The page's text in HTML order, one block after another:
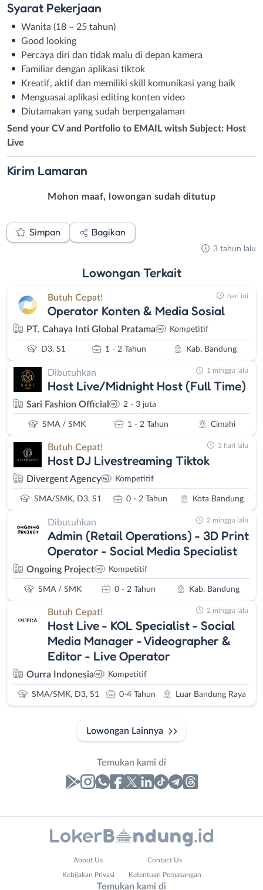
Syarat Pekerjaan
Wanita (18 – 25 tahun)
Good looking
Percaya diri dan tidak malu di depan kamera
Familiar dengan aplikasi tiktok
Kreatif, aktif dan memiliki skill komunikasi yang baik
Menguasai aplikasi editing konten video
Diutamakan yang sudah berpengalaman
Send your CV and Portfolio to EMAIL witsh Subject: Host
Live
Kirim Lamaran
Mohon maaf, lowongan sudah ditutup
Simpan Bagikan
3 tahun lalu
Lowongan Terkait
Butuh Cepat!
Operator Konten & Media Sosial
PT. Cahaya Inti Global Pratama Kompetitif
D3, S1 1 - 2 Tahun Kab. Bandung
hari ini
Dibutuhkan
Host Live/Midnight Host (Full Time)
Sari Fashion Official 2 - 3 juta
SMA / SMK 1 - 2 Tahun Cimahi
1 minggu lalu
Butuh Cepat!
Host DJ Livestreaming Tiktok
Divergent Agency Kompetitif
SMA/SMK, D3, S1 0 - 2 Tahun Kota Bandung
3 hari lalu
Dibutuhkan
Admin (Retail Operations) - 3D Print
Operator - Social Media Specialist
Ongoing Project Kompetitif
SMA / SMK 0 - 2 Tahun Kab. Bandung
2 minggu lalu
Butuh Cepat!
Host Live - KOL Specialist - Social
Media Manager - Videographer &
Editor - Live Operator
Ourra Indonesia Kompetitif
SMA/SMK, D3, S1 0-4 Tahun Luar Bandung Raya
2 minggu lalu
Lowongan Lainnya
Temukan kami di
Lowongan
About Us Contact Us
Kebijakan Privasi Ketentuan Pemasangan
Temukan kami di